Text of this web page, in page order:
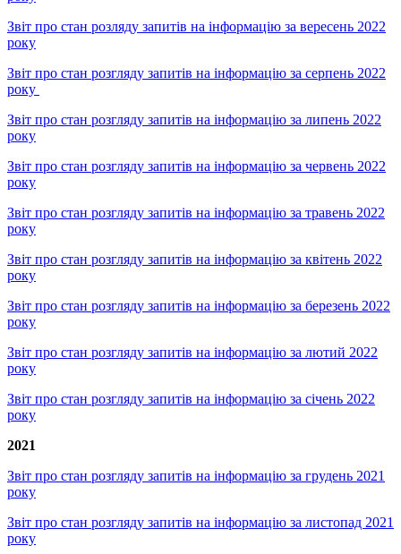
Звіт про стан розляду запитів на інформацію за вересень 2022
року
Звіт про стан розгляду запитів на інформацію за серпень 2022
року
Звіт про стан розгляду запитів на інформацію за липень 2022
року
Звіт про стан розгляду запитів на інформацію за червень 2022
року
Звіт про стан розгляду запитів на інформацію за травень 2022
року
Звіт про стан розгляду запитів на інформацію за квітень 2022
року
Звіт про стан розгляду запитів на інформацію за березень 2022
року
Звіт про стан розгляду запитів на інформацію за лютий 2022
року
Звіт про стан розгляду запитів на інформацію за січень 2022
року
2021
Звіт про стан розгляду запитів на інформацію за грудень 2021
року
Звіт про стан розгляду запитів на інформацію за листопад 2021
року